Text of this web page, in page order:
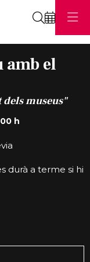
amb el
museus"
h
durà a terme si hi